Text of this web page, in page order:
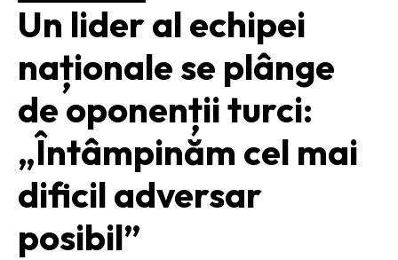
Un lider al echipei
naționale se plânge
de oponenții turci:
„Întâmpinăm cel mai
dificil adversar
posibil”